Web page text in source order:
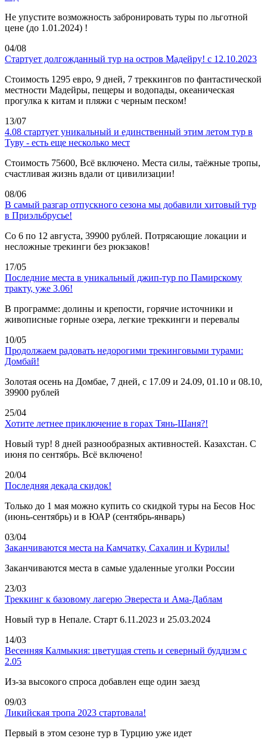
Не упустите возможность забронировать туры по льготной
цене (до 1.01.2024) !
04/08
Стартует долгожданный тур на остров Мадейру! с 12.10.2023
Стоимость 1295 евро, 9 дней, 7 треккингов по фантастической
местности Мадейры, пещеры и водопады, океаническая
прогулка к китам и пляжи с черным песком!
13/07
4.08 стартует уникальный и единственный этим летом тур в
Туву - есть еще несколько мест
Стоимость 75600, Всё включено. Места силы, таёжные тропы,
счастливая жизнь вдали от цивилизации!
08/06
В самый разгар отпускного сезона мы добавили хитовый тур
в Приэльбрусье!
Со 6 по 12 августа, 39900 рублей. Потрясающие локации и
несложные трекинги без рюкзаков!
17/05
Последние места в уникальный джип-тур по Памирскому
тракту, уже 3.06!
В программе: долины и крепости, горячие источники и
живописные горные озера, легкие треккинги и перевалы
10/05
Продолжаем радовать недорогими трекинговыми турами:
Домбай!
Золотая осень на Домбае, 7 дней, с 17.09 и 24.09, 01.10 и 08.10,
39900 рублей
25/04
Хотите летнее приключение в горах Тянь-Шаня?!
Новый тур! 8 дней разнообразных активностей. Казахстан. С
июня по сентябрь. Всё включено!
20/04
Последняя декада скидок!
Только до 1 мая можно купить со скидкой туры на Бесов Нос
(июнь-сентябрь) и в ЮАР (сентябрь-январь)
03/04
Заканчиваются места на Камчатку, Сахалин и Курилы!
Заканчиваются места в самые удаленные уголки России
23/03
Треккинг к базовому лагерю Эвереста и Ама-Даблам
Новый тур в Непале. Старт 6.11.2023 и 25.03.2024
14/03
Весенняя Калмыкия: цветущая степь и северный буддизм с
2.05
Из-за высокого спроса добавлен еще один заезд
09/03
Ликийская тропа 2023 стартовала!
Первый в этом сезоне тур в Турцию уже идет